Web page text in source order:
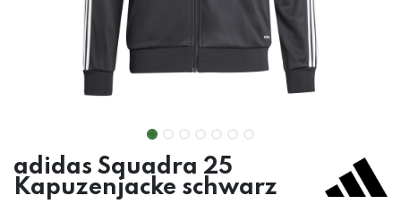
adidas Squadra 25
Kapuzenjacke schwarz